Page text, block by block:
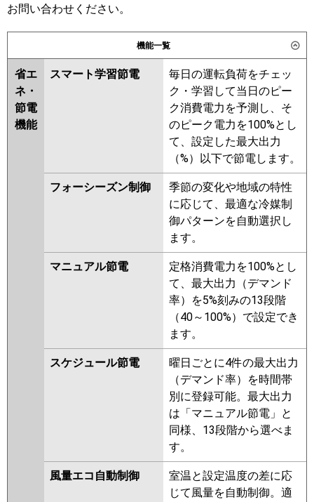
三菱重工 FDUZ506HK6S
PA-P50FE7SGNCL
P50FE7SGCL PA-P50FE7SGNC
PA-P50FE7SGC
SSRMM50BFV
三菱電機 PEZ-ZRMP50SD5 PEZ-
ZRMP50SD4
PEZ-ZRMP50SD3
PEZ-ZRMP50SD2 PEZ-
ZRMP50SDZ
PEZ-ZRMP50SDY
PEZ-ZRMP50SDV PEZ-
ZRMP50SDR
RPI-GP50RGHJC8 RPI-
GP50RGHJ8 RPI-GP50RGHJC7
RPI-GP50RGHJ7
RPI-
GP50RGHJC6 RPI-GP50RGHJ6
RPI-GP50RGHJC5 RPI-
GP50RGHJ5
RPI-GP50RGHJC4
RPI-GP50RGHJ4 RPI-AP50GHJC8
RPI-GP50RGHJC3 RPI-AP50GHJ8
RPI-GP50RGHJ3
RPI-GP50RGHJC2 RPI-AP50GHJ7
RPI-GP50RGHJ2
FDUZ505HKA5SA FDUZ505HK5SA
FDUZ505HK5S
PA-P50FE7SGB
PA-P50FE7SGNB
PA-P50FE7SG
PA-P50FE6SGB PA-P50FE6SGNB
PA-P50FE6SG PA-P50FE6SGN
お問い合わせください。
機能一覧
省エ
ネ・
節電
機能
スマート学習節電
毎日の運転負荷をチェッ
ク・学習して当日のピー
ク消費電力を予測し、そ
のピーク電力を100%とし
て、設定した最大出力
（%）以下で節電します。
フォーシーズン制御
季節の変化や地域の特性
に応じて、最適な冷媒制
御パターンを自動選択し
ます。
マニュアル節電
定格消費電力を100%とし
て、最大出力（デマンド
率）を5%刻みの13段階
（40～100%）で設定でき
ます。
スケジュール節電
曜日ごとに4件の最大出力
（デマンド率）を時間帯
別に登録可能。最大出力
は「マニュアル節電」と
同様、13段階から選べま
す。
風量エコ自動制御
室温と設定温度の差に応
じて風量を自動制御。適